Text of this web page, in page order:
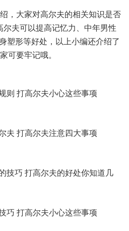
，大家对高尔夫的相关知识是否
尔夫可以提高记忆力、中年男性
塑形等好处，以上小编还介绍了
可要牢记哦。
则 打高尔夫小心这些事项
夫 打高尔夫注意四大事项
技巧 打高尔夫的好处你知道几
巧 打高尔夫小心这些事项